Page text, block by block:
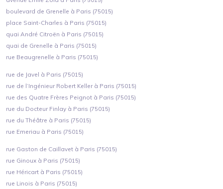
boulevard de Grenelle à Paris (75015)
place Saint-Charles à Paris (75015)
quai André Citroën à Paris (75015)
quai de Grenelle à Paris (75015)
rue Beaugrenelle à Paris (75015)
rue de Javel à Paris (75015)
rue de l’Ingénieur Robert Keller à Paris (75015)
rue des Quatre Frères Peignot à Paris (75015)
rue du Docteur Finlay à Paris (75015)
rue du Théâtre à Paris (75015)
rue Emeriau à Paris (75015)
rue Gaston de Caillavet à Paris (75015)
rue Ginoux à Paris (75015)
rue Héricart à Paris (75015)
rue Linois à Paris (75015)